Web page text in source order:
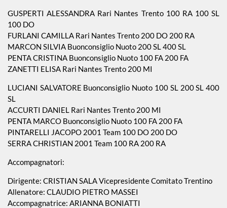
GUSPERTI ALESSANDRA Rari Nantes Trento 100 RA 100 SL
100 DO
FURLANI CAMILLA Rari Nantes Trento 200 DO 200 RA
MARCON SILVIA Buonconsiglio Nuoto 200 SL 400 SL
PENTA CRISTINA Buonconsiglio Nuoto 100 FA 200 FA
ZANETTI ELISA Rari Nantes Trento 200 MI
LUCIANI SALVATORE Buonconsiglio Nuoto 100 SL 200 SL 400
SL
ACCURTI DANIEL Rari Nantes Trento 200 MI
PENTA MARCO Buonconsiglio Nuoto 100 FA 200 FA
PINTARELLI JACOPO 2001 Team 100 DO 200 DO
SERRA CHRISTIAN 2001 Team 100 RA 200 RA
Accompagnatori:
Dirigente: CRISTIAN SALA Vicepresidente Comitato Trentino
Allenatore: CLAUDIO PIETRO MASSEI
Accompagnatrice: ARIANNA BONIATTI
Giovanile
Tuffi